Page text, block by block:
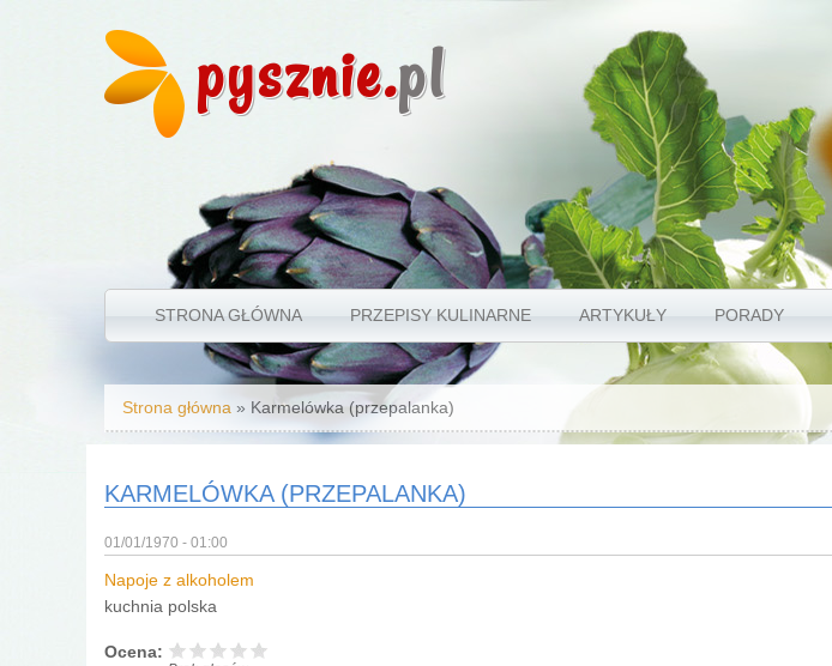
pysznie.pl
STRONA GŁÓWNA PRZEPISY KULINARNE ARTYKUŁY PORADY
Jesteś tutaj
Strona główna » Karmelówka (przepalanka)
KARMELÓWKA (PRZEPALANKA)
01/01/1970 - 01:00
Napoje z alkoholem
kuchnia polska
Ocena: